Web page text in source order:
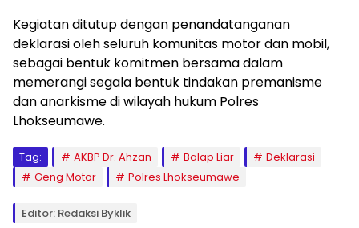
Kegiatan ditutup dengan penandatanganan
deklarasi oleh seluruh komunitas motor dan mobil,
sebagai bentuk komitmen bersama dalam
memerangi segala bentuk tindakan premanisme
dan anarkisme di wilayah hukum Polres
Lhokseumawe.
Tag: AKBP Dr. Ahzan Balap Liar
Deklarasi
Geng Motor
Polres Lhokseumawe
Editor: Redaksi Byklik